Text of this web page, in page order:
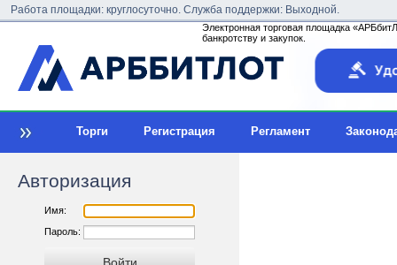
Работа площадки: круглосуточно. Служба поддержки: Выходной.
Электронная торговая площадка
банкротству и закупок.
Торги Регистрация Регламент
Авторизация
Имя:
Пароль: